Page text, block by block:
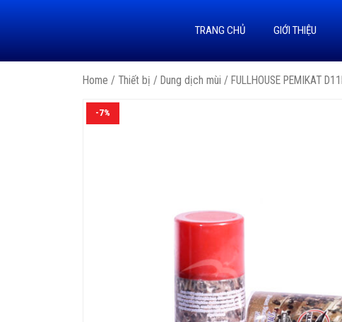
TRANG CHỦ GIỚI THIỆU
Home / Thiết bị / Dung dịch mùi / FULLHOUSE PEMIKAT
-7%